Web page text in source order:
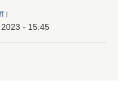
- 15:45